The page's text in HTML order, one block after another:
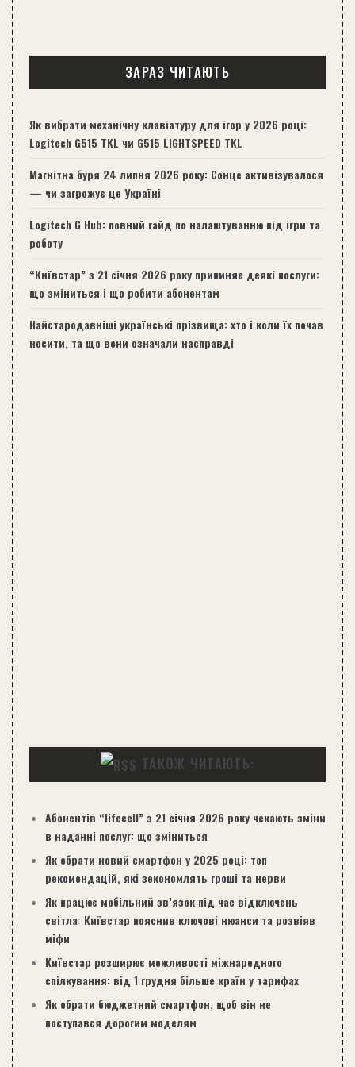
ЗАРАЗ ЧИТАЮТЬ
Як вибрати механічну клавіатуру для ігор у 2026 році:
Logitech G515 TKL чи G515 LIGHTSPEED TKL
Магнітна буря 24 липня 2026 року: Сонце активізувалося
— чи загрожує це Україні
Logitech G Hub: повний гайд по налаштуванню під ігри та
роботу
“Київстар” з 21 січня 2026 року припиняє деякі послуги:
що зміниться і що робити абонентам
Найстародавніші українські прізвища: хто і коли їх почав
носити, та що вони означали насправді
ТАКОЖ ЧИТАЮТЬ:
Абонентів “lifecell” з 21 січня 2026 року чекають зміни
в наданні послуг: що зміниться
Як обрати новий смартфон у 2025 році: топ
рекомендацій, які зекономлять гроші та нерви
Як працює мобільний зв’язок під час відключень
світла: Київстар пояснив ключові нюанси та розвіяв
міфи
Київстар розширює можливості міжнародного
спілкування: від 1 грудня більше країн у тарифах
Як обрати бюджетний смартфон, щоб він не
поступався дорогим моделям